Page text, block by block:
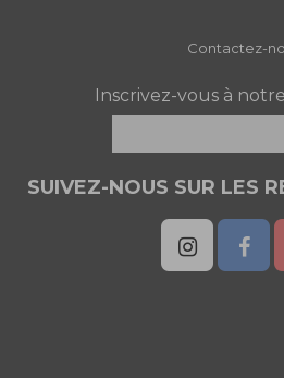
Contactez-
Inscrivez-vous à
SUIVEZ-NOUS SUR LES